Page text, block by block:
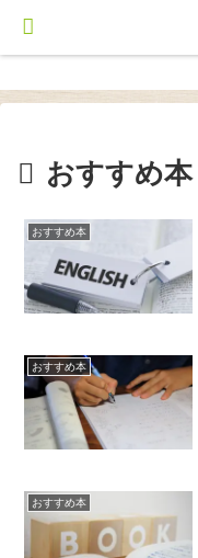
おすすめ本
おすすめ本
おすすめ本
おすすめ本